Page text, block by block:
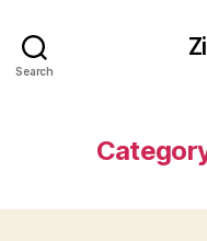
Search